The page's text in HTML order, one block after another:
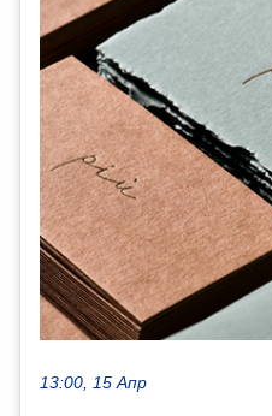
13:00, 15 Апр